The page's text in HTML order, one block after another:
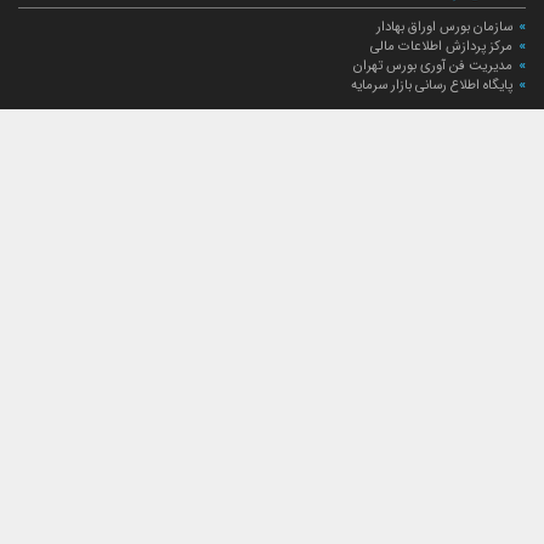
سازمان بورس اوراق بهادار
مرکز پردازش اطلاعات مالی
مدیریت فن آوری بورس تهران
پایگاه اطلاع رسانی بازار سرمایه